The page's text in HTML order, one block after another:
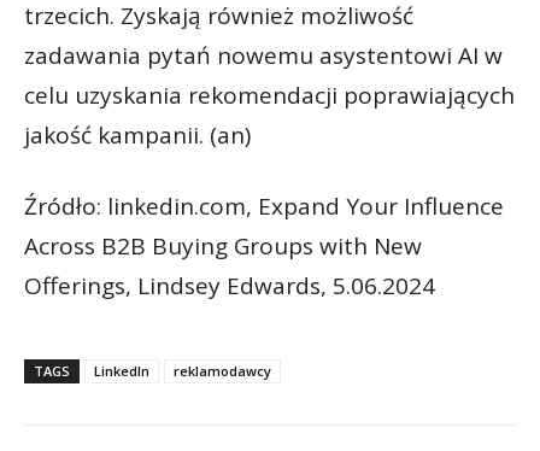
trzecich. Zyskają również możliwość
zadawania pytań nowemu asystentowi AI w
celu uzyskania rekomendacji poprawiających
jakość kampanii. (an)
Źródło: linkedin.com, Expand Your Influence
Across B2B Buying Groups with New
Offerings, Lindsey Edwards, 5.06.2024
TAGS LinkedIn reklamodawcy